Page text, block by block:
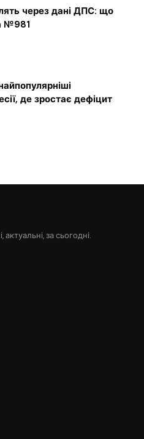
через дані ДПС: що
№981
де зростає дефіцит
за сьогодні.